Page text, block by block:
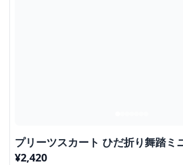
プリーツスカート ひだ折り舞踏ミ
¥2,420